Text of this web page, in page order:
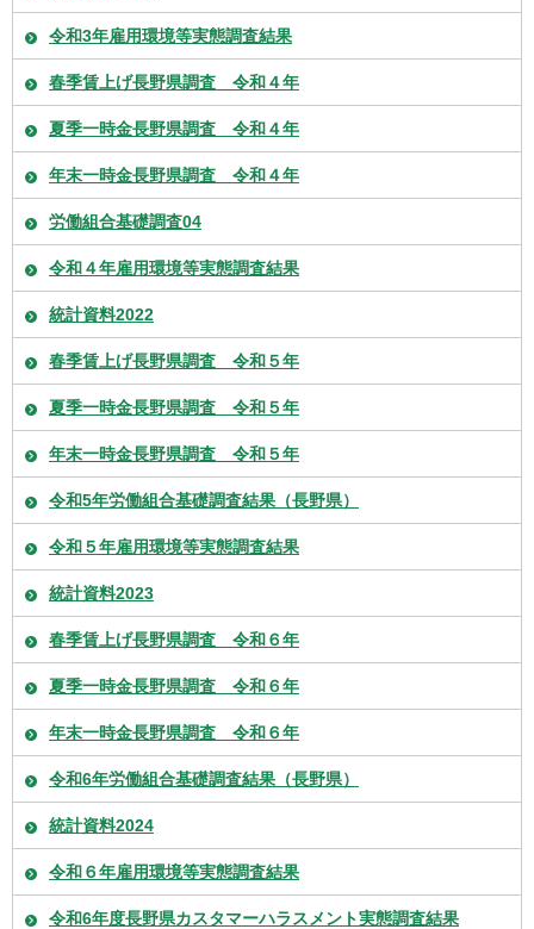
令和3年雇用環境等実態調査結果
春季賃上げ長野県調査 令和４年
夏季一時金長野県調査 令和４年
年末一時金長野県調査 令和４年
労働組合基礎調査04
令和４年雇用環境等実態調査結果
統計資料2022
春季賃上げ長野県調査 令和５年
夏季一時金長野県調査 令和５年
年末一時金長野県調査 令和５年
令和5年労働組合基礎調査結果（長野県）
令和５年雇用環境等実態調査結果
統計資料2023
春季賃上げ長野県調査 令和６年
夏季一時金長野県調査 令和６年
年末一時金長野県調査 令和６年
令和6年労働組合基礎調査結果（長野県）
統計資料2024
令和６年雇用環境等実態調査結果
令和6年度長野県カスタマーハラスメント実態調査結果